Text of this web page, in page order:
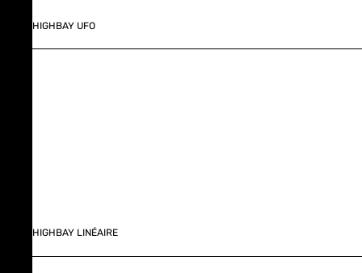
HIGHBAY UFO
HIGHBAY LINÉAIRE